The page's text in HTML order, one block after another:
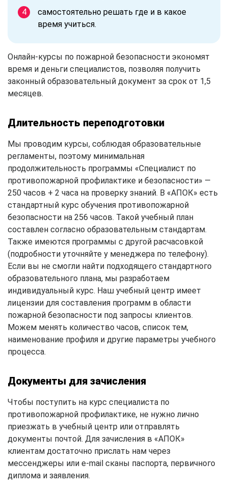
самостоятельно решать где и в какое
время учиться.
Онлайн-курсы по пожарной безопасности экономят
время и деньги специалистов, позволяя получить
законный образовательный документ за срок от 1,5
месяцев.
Длительность переподготовки
Мы проводим курсы, соблюдая образовательные
регламенты, поэтому минимальная
продолжительность программы «Специалист по
противопожарной профилактике и безопасности» —
250 часов + 2 часа на проверку знаний. В «АПОК» есть
стандартный курс обучения противопожарной
безопасности на 256 часов. Такой учебный план
составлен согласно образовательным стандартам.
Также имеются программы с другой расчасовкой
(подробности уточняйте у менеджера по телефону).
Если вы не смогли найти подходящего стандартного
образовательного плана, мы разработаем
индивидуальный курс. Наш учебный центр имеет
лицензии для составления программ в области
пожарной безопасности под запросы клиентов.
Можем менять количество часов, список тем,
наименование профиля и другие параметры учебного
процесса.
Документы для зачисления
Чтобы поступить на курс специалиста по
противопожарной профилактике, не нужно лично
приезжать в учебный центр или отправлять
документы почтой. Для зачисления в «АПОК»
клиентам достаточно прислать нам через
мессенджеры или e-mail сканы паспорта, первичного
диплома и заявления.